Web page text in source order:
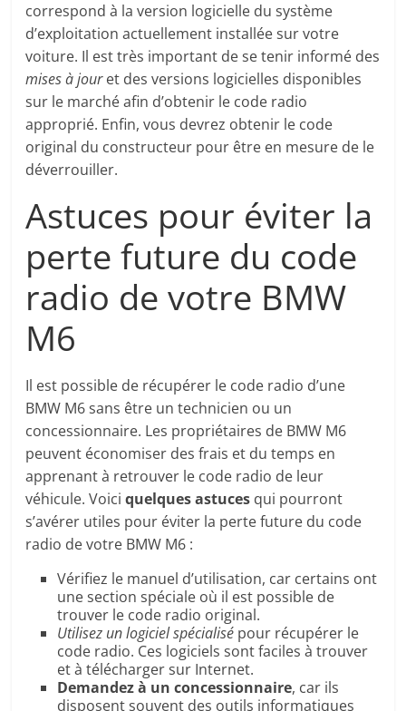
correspond à la version logicielle du système
d’exploitation actuellement installée sur votre
voiture. Il est très important de se tenir informé des
mises à jouret des versions logicielles disponibles
sur le marché afin d’obtenir le code radio
approprié. Enfin, vous devrez obtenir le code
original du constructeur pour être en mesure de le
déverrouiller.
Astuces pour éviter la
perte future du code
radio de votre BMW
M6
Il est possible de récupérer le code radio d’une
BMW M6 sans être un technicien ou un
concessionnaire. Les propriétaires de BMW M6
peuvent économiser des frais et du temps en
apprenant à retrouver le code radio de leur
véhicule. Voiciquelques astuces qui pourront
s’avérer utiles pour éviter la perte future du code
radio de votre BMW M6 :
Vérifiez le manuel d’utilisation, car certains ont
une section spéciale où il est possible de
trouver le code radio original.
Utilisez un logiciel spécialisé pour récupérer le
code radio. Ces logiciels sont faciles à trouver
et à télécharger sur Internet.
Demandez à un concessionnaire, car ils
disposent souvent des outils informatiques